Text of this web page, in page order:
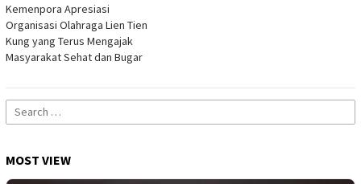
Kemenpora Apresiasi
Organisasi Olahraga Lien Tien
Kung yang Terus Mengajak
Masyarakat Sehat dan Bugar
Search
for:
MOST VIEW